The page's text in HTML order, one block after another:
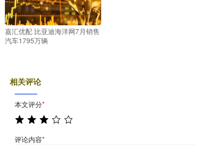
嘉汇优配 比亚迪海洋网7月销售
汽车1795万辆
相关评论
本文评分*
评论内容*